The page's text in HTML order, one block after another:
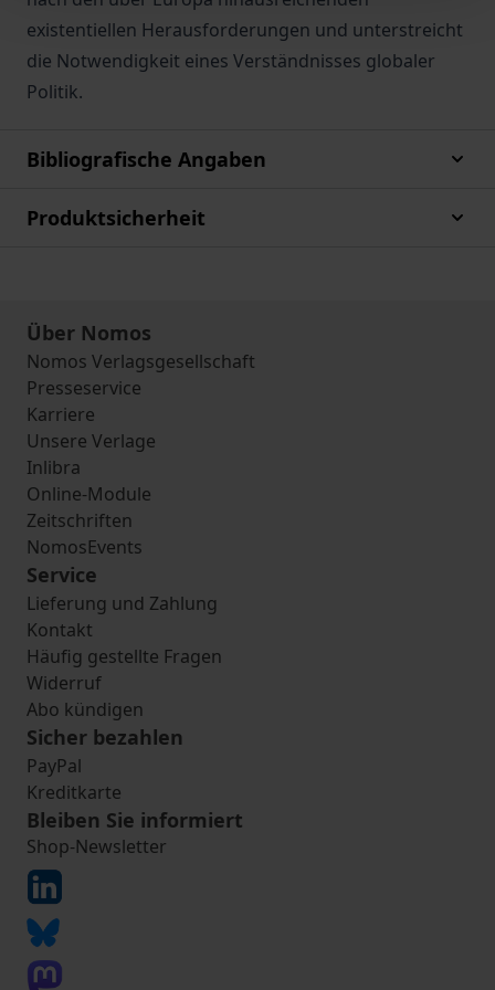
existentiellen Herausforderungen und unterstreicht
die Notwendigkeit eines Verständnisses globaler
Politik.
Bibliografische Angaben
Produktsicherheit
Über Nomos
Nomos Verlagsgesellschaft
Presseservice
Karriere
Unsere Verlage
Inlibra
Online-Module
Zeitschriften
NomosEvents
Service
Lieferung und Zahlung
Kontakt
Häufig gestellte Fragen
Widerruf
Abo kündigen
Sicher bezahlen
PayPal
Kreditkarte
Bleiben Sie informiert
Shop-Newsletter